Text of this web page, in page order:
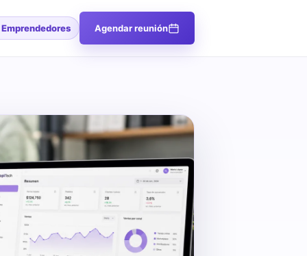
Agendar reunión